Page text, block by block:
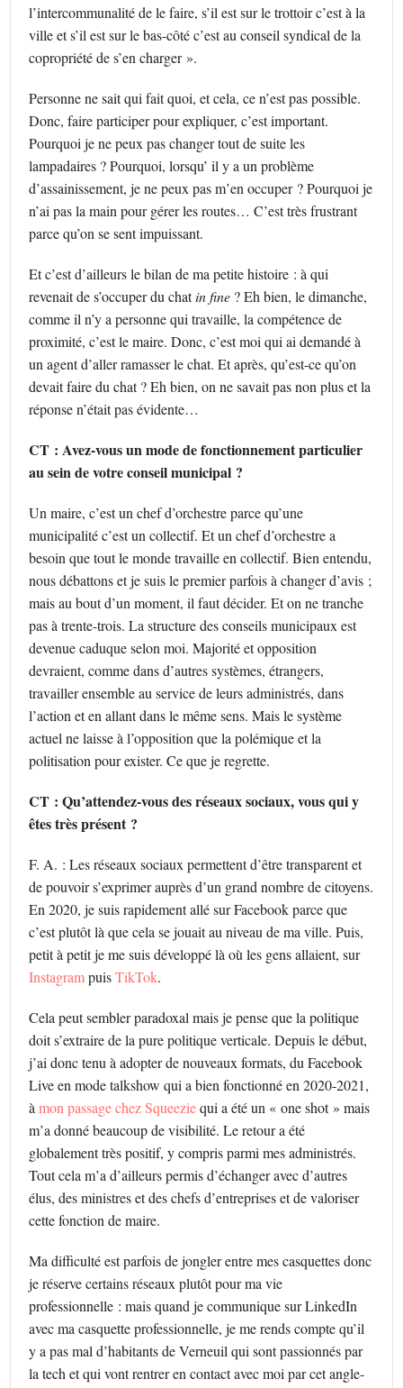
l’intercommunalité de le faire, s’il est sur le trottoir c’est à la
ville et s’il est sur le bas-côté c’est au conseil syndical de la
copropriété de s’en charger ».
Personne ne sait qui fait quoi, et cela, ce n’est pas possible.
Donc, faire participer pour expliquer, c’est important.
Pourquoi je ne peux pas changer tout de suite les
lampadaires ? Pourquoi, lorsqu’ il y a un problème
d’assainissement, je ne peux pas m’en occuper ? Pourquoi je
n’ai pas la main pour gérer les routes… C’est très frustrant
parce qu’on se sent impuissant.
Et c’est d’ailleurs le bilan de ma petite histoire : à qui
revenait de s’occuper du chatin fine ? Eh bien, le dimanche,
comme il n’y a personne qui travaille, la compétence de
proximité, c’est le maire. Donc, c’est moi qui ai demandé à
un agent d’aller ramasser le chat. Et après, qu’est-ce qu’on
devait faire du chat ? Eh bien, on ne savait pas non plus et la
réponse n’était pas évidente…
CT : Avez-vous un mode de fonctionnement particulier
au sein de votre conseil municipal ?
Un maire, c’est un chef d’orchestre parce qu’une
municipalité c’est un collectif. Et un chef d’orchestre a
besoin que tout le monde travaille en collectif. Bien entendu,
nous débattons et je suis le premier parfois à changer d’avis ;
mais au bout d’un moment, il faut décider. Et on ne tranche
pas à trente-trois. La structure des conseils municipaux est
devenue caduque selon moi. Majorité et opposition
devraient, comme dans d’autres systèmes, étrangers,
travailler ensemble au service de leurs administrés, dans
l’action et en allant dans le même sens. Mais le système
actuel ne laisse à l’opposition que la polémique et la
politisation pour exister. Ce que je regrette.
CT : Qu’attendez-vous des réseaux sociaux, vous qui y
êtes très présent ?
F. A. : Les réseaux sociaux permettent d’être transparent et
de pouvoir s’exprimer auprès d’un grand nombre de citoyens.
En 2020, je suis rapidement allé sur Facebook parce que
c’est plutôt là que cela se jouait au niveau de ma ville. Puis,
petit à petit je me suis développé là où les gens allaient, sur
InstagrampuisTikTok.
Cela peut sembler paradoxal mais je pense que la politique
doit s’extraire de la pure politique verticale. Depuis le début,
j’ai donc tenu à adopter de nouveaux formats, du Facebook
Live en mode talkshow qui a bien fonctionné en 2020-2021,
àmon passage chez Squeeziequi a été un « one shot » mais
m’a donné beaucoup de visibilité. Le retour a été
globalement très positif, y compris parmi mes administrés.
Tout cela m’a d’ailleurs permis d’échanger avec d’autres
élus, des ministres et des chefs d’entreprises et de valoriser
cette fonction de maire.
Ma difficulté est parfois de jongler entre mes casquettes donc
je réserve certains réseaux plutôt pour ma vie
professionnelle : mais quand je communique sur LinkedIn
avec ma casquette professionnelle, je me rends compte qu’il
y a pas mal d’habitants de Verneuil qui sont passionnés par
la tech et qui vont rentrer en contact avec moi par cet angle-